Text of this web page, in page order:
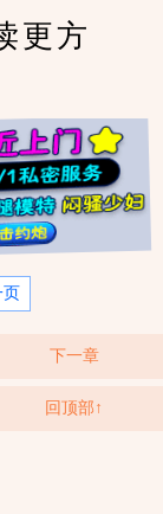
更方
下一章
回顶部↑